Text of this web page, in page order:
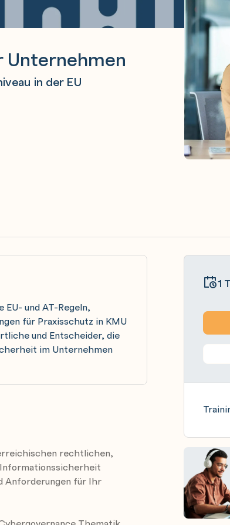
Unternehmen
in der EU
und AT-Regeln,
für Praxisschutz in KMU
und Entscheider, die
im Unternehmen
rechtlichen,
Anforderungen für Ihr
1